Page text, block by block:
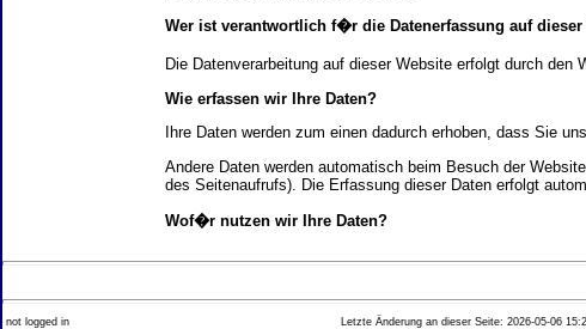
Wer ist verantwortlich f�r die Datenerfassung auf dieser
Die Datenverarbeitung auf dieser Website erfolgt durch
Wie erfassen wir Ihre Daten?
Ihre Daten werden zum einen dadurch erhoben, dass Sie
Andere Daten werden automatisch beim Besuch der
des Seitenaufrufs). Die Erfassung dieser Daten erfolgt
Wof�r nutzen wir Ihre Daten?
Ein Teil der Daten wird erhoben, um eine fehlerfreie
Welche Rechte haben Sie bez�glich Ihrer Daten?
not logged in Letzte Änderung an dieser Seite: 2026-05-06